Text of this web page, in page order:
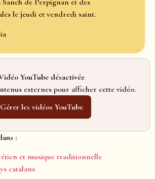
de Perpignan et des
le jeudi et vendredi saint.
YouTube désactivée
externes pour afficher cette vidéo.
Gérer les vidéos YouTube
:
et musique traditionnelle
catalans